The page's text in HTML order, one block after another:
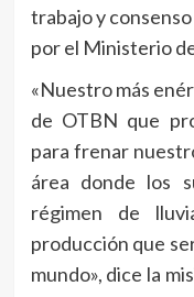
trabajo y
por el Ministerio
«Nuestro más
de OTBN que
para frenar
área donde los
régimen de
producción que
mundo», dice la